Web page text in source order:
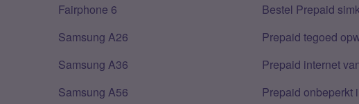
Fairphone 6
Samsung A26
Samsung A36
Samsung A56
Bestel Prepaid
Prepaid tegoed
Prepaid internet
Prepaid onbeperkt